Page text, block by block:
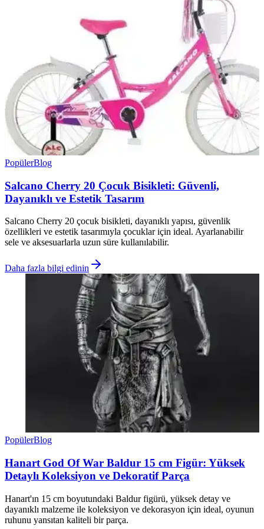
PopülerBlog
Salcano Cherry 20 Çocuk Bisikleti: Güvenli,
Dayanıklı ve Estetik Tasarım
Salcano Cherry 20 çocuk bisikleti, dayanıklı yapısı, güvenlik
özellikleri ve estetik tasarımıyla çocuklar için ideal. Ayarlanabilir
sele ve aksesuarlarla uzun süre kullanılabilir.
Daha fazla bilgi edinin
PopülerBlog
Hanart God Of War Baldur 15 cm Figür: Yüksek
Detaylı Koleksiyon ve Dekoratif Parça
Hanart'ın 15 cm boyutundaki Baldur figürü, yüksek detay ve
dayanıklı malzeme ile koleksiyon ve dekorasyon için ideal, oyunun
ruhunu yansıtan kaliteli bir parça.